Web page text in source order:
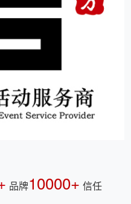
品牌10000+ 信任